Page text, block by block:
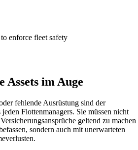
Assets im Auge
fehlende Ausrüstung sind der
Flottenmanagers. Sie müssen nicht
geltend zu machen
sondern auch mit unerwarteten